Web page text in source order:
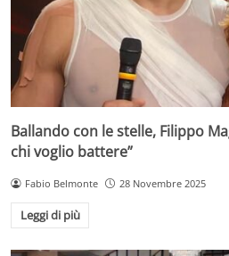
Ballando con le stelle, Filippo
chi voglio battere”
Fabio Belmonte 28 Novembre 2025
Leggi di più